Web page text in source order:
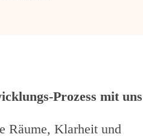
Prozess mit uns
Räume, Klarheit und